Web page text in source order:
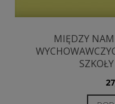
MIĘDZY